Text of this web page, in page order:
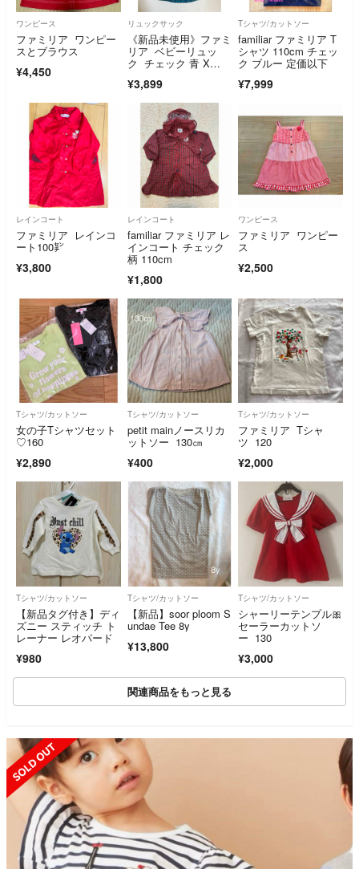
ワンピース
ファミリア ワンピー
スとブラウス
¥4,450
リュックサック
《新品未使用》ファミ
リア ベビーリュッ
ク チェック 青 X
¥3,899
Tシャツ/カットソー
familiar ファミリア T
シャツ 110cm チェッ
ク ブルー 定価以下
¥7,999
レインコート
ファミリア レインコ
ート100㌢
¥3,800
レインコート
familiar ファミリア レ
インコート チェック
柄 110cm
¥1,800
ワンピース
ファミリア ワンピー
ス
¥2,500
Tシャツ/カットソー
女の子Tシャツセット
♡160
¥2,890
Tシャツ/カットソー
petit mainノースリカ
ットソー 130㎝
¥400
Tシャツ/カットソー
ファミリア Tシャ
ツ 120
¥2,000
Tシャツ/カットソー
【新品タグ付き】ディ
ズニー スティッチ ト
レーナー レオパード
¥980
Tシャツ/カットソー
【新品】soor ploom S
undae Tee 8y
¥13,800
Tシャツ/カットソー
シャーリーテンプル🎀
セーラーカットソ
ー 130
¥3,000
関連商品をもっと見る
SOLD OUT